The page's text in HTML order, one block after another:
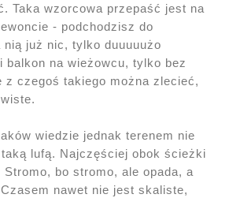
Taka wzorcowa przepaść jest na
- podchodzisz do
nią już nic, tylko duuuuużo
balkon na wieżowcu, tylko bez
z czegoś takiego można zlecieć,
wiedzie jednak terenem nie
lufą. Najczęściej obok ścieżki
Stromo, bo stromo, ale opada, a
nawet nie jest skaliste,